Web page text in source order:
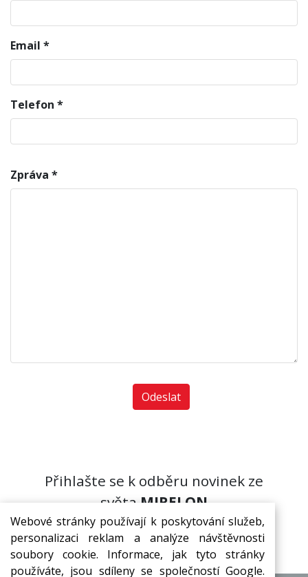
Webové stránky používají k poskytování služeb,
personalizaci reklam a analýze návštěvnosti
soubory cookie. Informace, jak tyto stránky
používáte, jsou sdíleny se společností Google.
Email *
Telefon *
Zpráva *
Přihlašte se k odběru novinek ze
světa MIRELON
Přihlásit